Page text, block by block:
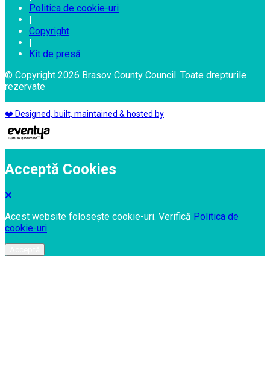
Politica de cookie-uri
|
Copyright
|
Kit de presă
© Copyright 2026 Brasov County Council. Toate drepturile
rezervate
❤️ Designed, built, maintained & hosted by
Acceptă Cookies
Acest website folosește cookie-uri. Verifică Politica de
cookie-uri